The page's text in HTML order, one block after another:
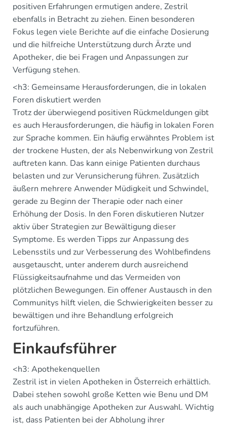
positiven Erfahrungen ermutigen andere, Zestril
ebenfalls in Betracht zu ziehen. Einen besonderen
Fokus legen viele Berichte auf die einfache Dosierung
und die hilfreiche Unterstützung durch Ärzte und
Apotheker, die bei Fragen und Anpassungen zur
Verfügung stehen.
<h3: Gemeinsame Herausforderungen, die in lokalen
Foren diskutiert werden
Trotz der überwiegend positiven Rückmeldungen gibt
es auch Herausforderungen, die häufig in lokalen Foren
zur Sprache kommen. Ein häufig erwähntes Problem ist
der trockene Husten, der als Nebenwirkung von Zestril
auftreten kann. Das kann einige Patienten durchaus
belasten und zur Verunsicherung führen. Zusätzlich
äußern mehrere Anwender Müdigkeit und Schwindel,
gerade zu Beginn der Therapie oder nach einer
Erhöhung der Dosis. In den Foren diskutieren Nutzer
aktiv über Strategien zur Bewältigung dieser
Symptome. Es werden Tipps zur Anpassung des
Lebensstils und zur Verbesserung des Wohlbefindens
ausgetauscht, unter anderem durch ausreichend
Flüssigkeitsaufnahme und das Vermeiden von
plötzlichen Bewegungen. Ein offener Austausch in den
Communitys hilft vielen, die Schwierigkeiten besser zu
bewältigen und ihre Behandlung erfolgreich
fortzuführen.
Einkaufsführer
<h3: Apothekenquellen
Zestril ist in vielen Apotheken in Österreich erhältlich.
Dabei stehen sowohl große Ketten wie Benu und DM
als auch unabhängige Apotheken zur Auswahl. Wichtig
ist, dass Patienten bei der Abholung ihrer